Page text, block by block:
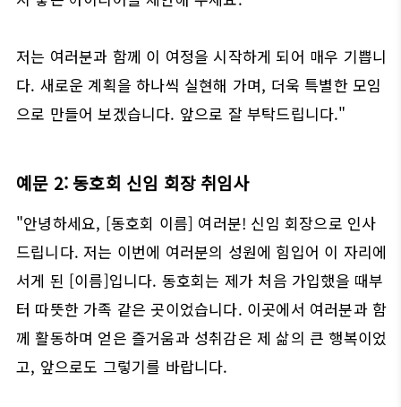
저는 여러분과 함께 이 여정을 시작하게 되어 매우 기쁩니
다. 새로운 계획을 하나씩 실현해 가며, 더욱 특별한 모임
으로 만들어 보겠습니다. 앞으로 잘 부탁드립니다."
예문 2: 동호회 신임 회장 취임사
"안녕하세요, [동호회 이름] 여러분! 신임 회장으로 인사
드립니다. 저는 이번에 여러분의 성원에 힘입어 이 자리에
서게 된 [이름]입니다. 동호회는 제가 처음 가입했을 때부
터 따뜻한 가족 같은 곳이었습니다. 이곳에서 여러분과 함
께 활동하며 얻은 즐거움과 성취감은 제 삶의 큰 행복이었
고, 앞으로도 그렇기를 바랍니다.